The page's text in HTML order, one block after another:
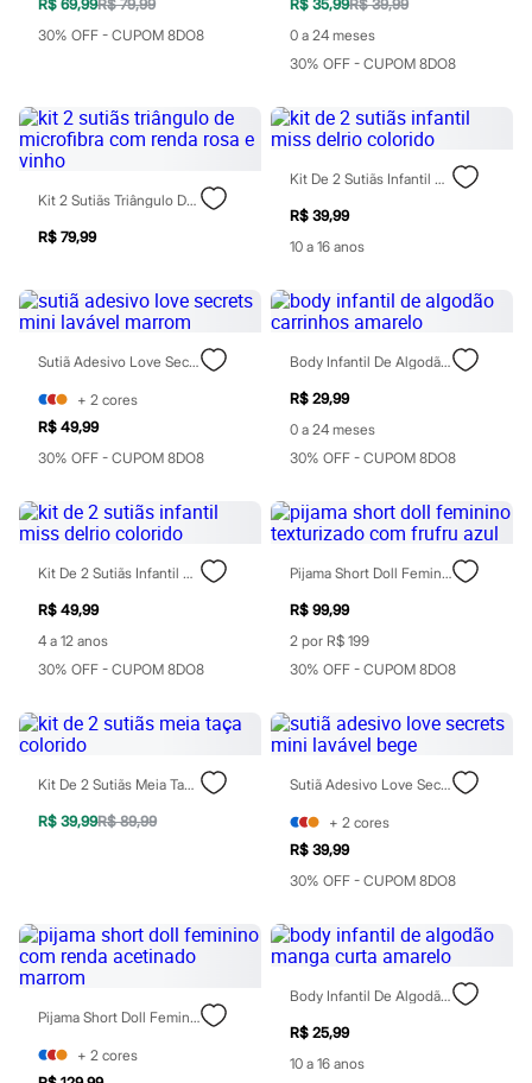
Bijoux
Cintos
Óculos
Botas
Chinelos
Rasteirinhas
Sandálias
Sapatilhas
Marcas
Clock House
Mindset
Sawary
Moda esportiva
Acessórios
Blusas
Calçados
Leggings
Tops
Moda íntima
Calcinhas
Cintas e Modeladores
Meias
Pijamas
Sutiãs e Tops
Moda praia
Biquínis
Saídas de praia
Personagens
Plus size
Blusas e Camisetas
Calças
Casacos e Jaquetas
Masculino
Em alta
Dia dos Pais
Inverno
Novidades
Roupas
Bermudas
Camisas
R$ 69,99R$ 79,99
30% OFF - CUPOM 8DO8
R$ 35,99R$ 39,99
0 a 24 meses
30% OFF - CUPOM 8DO8
Kit 2 Sutiãs Triângulo De Microfibra Com Renda Rosa E Vinho
R$ 79,99
Kit De 2 Sutiãs Infantil Miss Delrio Colorido
R$ 39,99
10 a 16 anos
Sutiã Adesivo Love Secrets Mini Lavável Marrom
+ 2 cores
R$ 49,99
30% OFF - CUPOM 8DO8
Body Infantil De Algodão Carrinhos Amarelo
R$ 29,99
0 a 24 meses
30% OFF - CUPOM 8DO8
Kit De 2 Sutiãs Infantil Miss Delrio Colorido
R$ 49,99
4 a 12 anos
30% OFF - CUPOM 8DO8
Pijama Short Doll Feminino Texturizado Com Frufru Azul
R$ 99,99
2 por R$ 199
30% OFF - CUPOM 8DO8
Kit De 2 Sutiãs Meia Taça Colorido
R$ 39,99R$ 89,99
Sutiã Adesivo Love Secrets Mini Lavável Bege
+ 2 cores
R$ 39,99
30% OFF - CUPOM 8DO8
Pijama Short Doll Feminino Com Renda Acetinado Marrom
+ 2 cores
Body Infantil De Algodão Manga Curta Amarelo
R$ 25,99
10 a 16 anos